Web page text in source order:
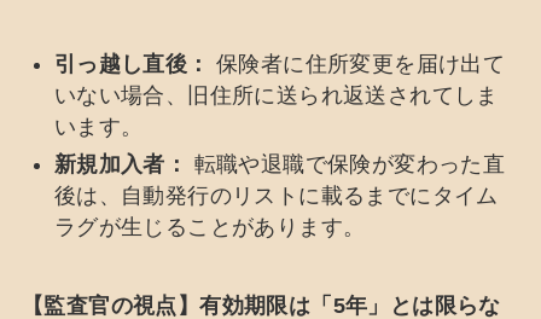
引っ越し直後：
保険者に住所変更を届け出て
いない場合、旧住所に送られ返送されてしま
います。
新規加入者：
転職や退職で保険が変わった直
後は、自動発行のリストに載るまでにタイム
ラグが生じることがあります。
【監査官の視点】有効期限は「5年」とは限らな